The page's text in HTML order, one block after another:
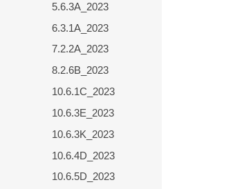
5.6.3A_2023
6.3.1A_2023
7.2.2A_2023
8.2.6B_2023
10.6.1C_2023
10.6.3E_2023
10.6.3K_2023
10.6.4D_2023
10.6.5D_2023